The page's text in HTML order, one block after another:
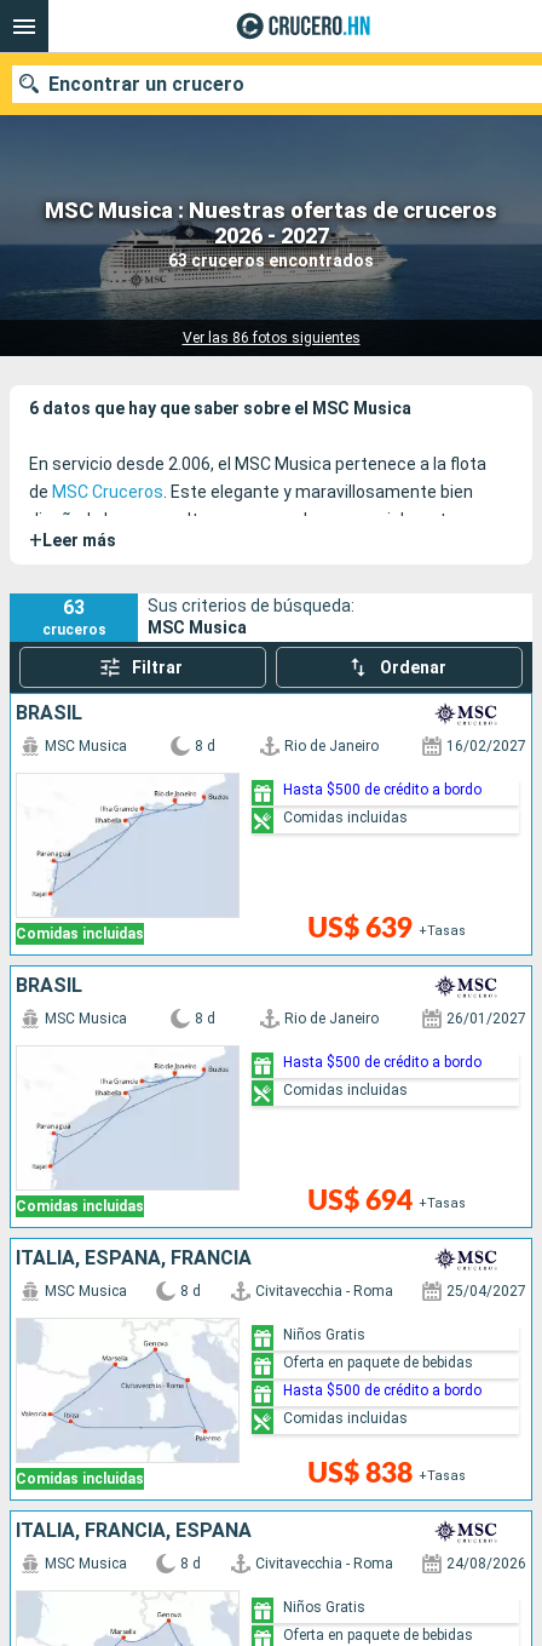
MSC Musica : Nuestras ofertas de cruceros
2026 - 2027
63 cruceros encontrados
Ver las 86 fotos siguientes
Encontrar un crucero
Nuestros destinos
Fecha de salida
6 datos que hay que saber sobre el MSC Musica
En servicio desde 2.006, el MSC Musica pertenece a la flota
de MSC Cruceros. Este elegante y maravillosamente bien
diseñado barco resulta muy acogedor y especialmente
confortable.
+ Leer más
63
cruceros
Sus criterios de búsqueda:
MSC Musica
Filtrar Ordenar
BRASIL
Comidas incluidas
MSC Musica 8 d Rio de Janeiro 16/02/2027
US$ 639 +Tasas
Hasta $500 de crédito a bordo
Comidas incluidas
BRASIL
Comidas incluidas
MSC Musica 8 d Rio de Janeiro 26/01/2027
US$ 694 +Tasas
Hasta $500 de crédito a bordo
Comidas incluidas
ITALIA, ESPAÑA, FRANCIA
Comidas incluidas
MSC Musica 8 d Civitavecchia - Roma 25/04/2027
US$ 838 +Tasas
Niños Gratis
Oferta en paquete de bebidas
Hasta $500 de crédito a bordo
Comidas incluidas
ITALIA, FRANCIA, ESPAÑA
MSC Musica 8 d Civitavecchia - Roma 24/08/2026
Niños Gratis
Oferta en paquete de bebidas